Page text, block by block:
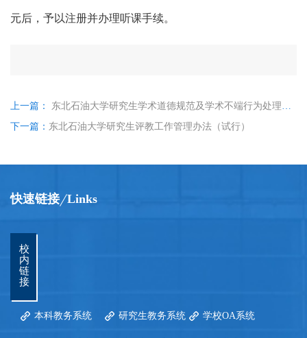
元后，予以注册并办理听课手续。
上一篇： 东北石油大学研究生学术道德规范及学术不端行为处理办法
下一篇： 东北石油大学研究生评教工作管理办法（试行）
快速链接 Links
校
内
链
接
本科教务系统 研究生教务系统 学校OA系统